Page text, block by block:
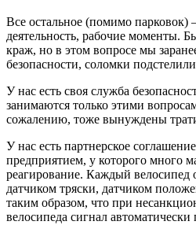
Все остальное (помимо парковок)
деятельность, рабочие моменты.
краж, но в этом вопросе мы
безопасности, соломки
У нас есть своя служба
занимаются только этими
сожалению, тоже вынуждены
У нас есть партнерское
предприятием, у которого много
реагирование. Каждый велосипед
датчиком тряски, датчиком
таким образом, что при
велосипеда сигнал